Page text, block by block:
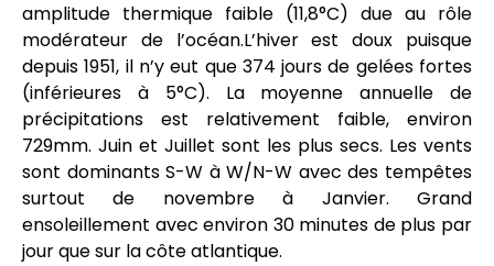
amplitude thermique faible (11,8°C) due au rôle
modérateur de l’océan.L’hiver est doux puisque
depuis 1951, il n’y eut que 374 jours de gelées fortes
(inférieures à 5°C). La moyenne annuelle de
précipitations est relativement faible, environ
729mm. Juin et Juillet sont les plus secs. Les vents
sont dominants S-W à W/N-W avec des tempêtes
surtout de novembre à Janvier. Grand
ensoleillement avec environ 30 minutes de plus par
jour que sur la côte atlantique.